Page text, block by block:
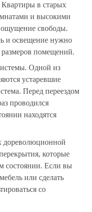
в старых
и высокими
ощущение свободы.
и освещение нужно
размеров помещений.
Одной из
устаревшие
Перед переездом
проводился
находятся
дореволюционной
которые
состоянии. Если вы
или сделать
со